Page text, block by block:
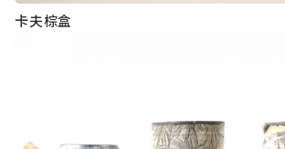
卡夫棕盒